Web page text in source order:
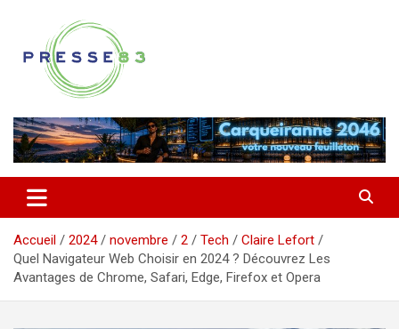
contenu
Presse 83
Accueil 2024 novembre 2 Tech
Claire Lefort
Quel Navigateur Web Choisir en 2024 ? Découvrez Les
Avantages de Chrome, Safari, Edge, Firefox et Opera